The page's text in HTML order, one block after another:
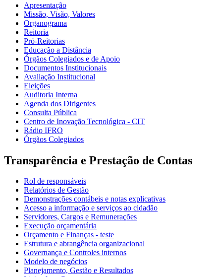
Apresentação
Missão, Visão, Valores
Organograma
Reitoria
Pró-Reitorias
Educação a Distância
Órgãos Colegiados e de Apoio
Documentos Institucionais
Avaliação Institucional
Eleições
Auditoria Interna
Agenda dos Dirigentes
Consulta Pública
Centro de Inovação Tecnológica - CIT
Rádio IFRO
Órgãos Colegiados
Transparência e Prestação de Contas
Rol de responsáveis
Relatórios de Gestão
Demonstrações contábeis e notas explicativas
Acesso a informação e serviços ao cidadão
Servidores, Cargos e Remunerações
Execução orçamentária
Orçamento e Finanças - teste
Estrutura e abrangência organizacional
Governança e Controles internos
Modelo de negócios
Planejamento, Gestão e Resultados